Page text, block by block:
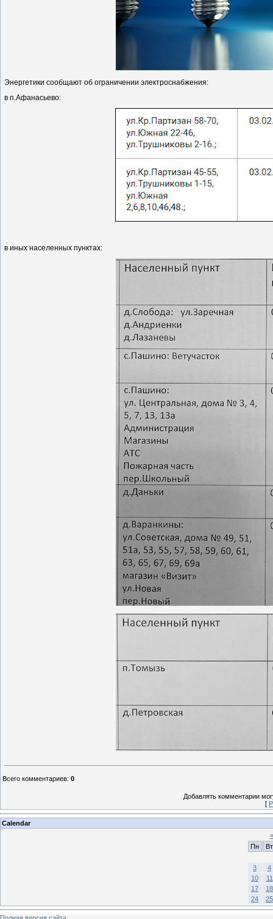
Энергетики сообщают об ограничении электроснабжения:
в п.Афанасьево:
в иных населенных пунктах:
Всего комментариев: 0
Добавлять комментарии
[
Calendar
«
Пн
Вт
3
4
10
11
17
18
24
25
Полная версия сайта